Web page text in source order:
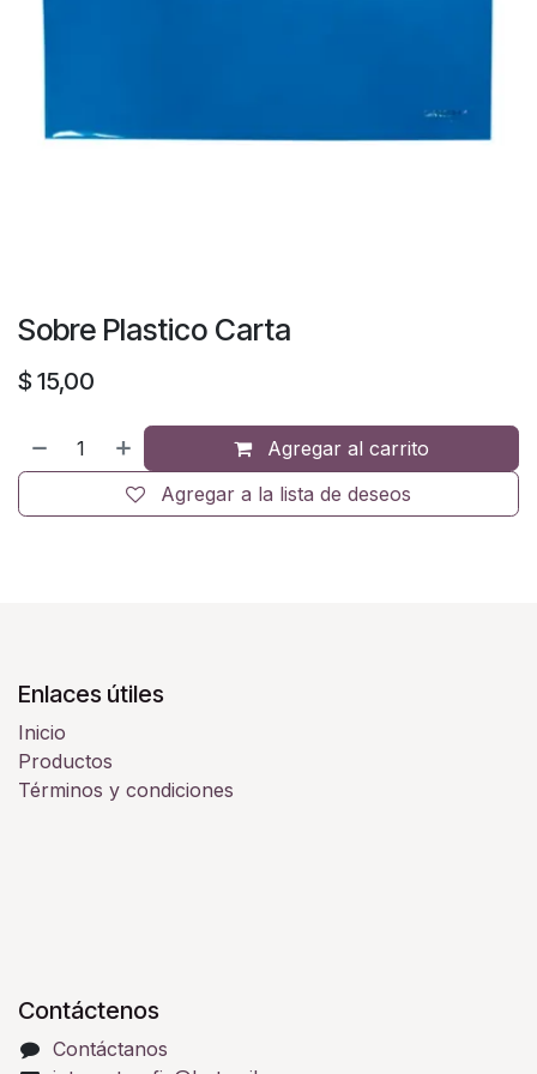
Sobre Plastico Carta
$ 15,00
Agregar al carrito
Agregar a la lista de deseos
Enlaces útiles
Inicio
Productos
Términos y condiciones
Contáctenos
Contáctanos